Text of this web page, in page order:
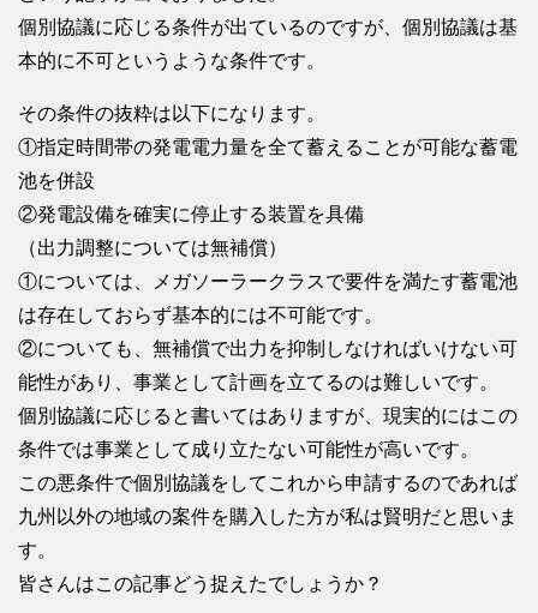
個別協議に応じる条件が出ているのですが、個別協議は基
本的に不可というような条件です。
その条件の抜粋は以下になります。
①指定時間帯の発電電力量を全て蓄えることが可能な蓄電
池を併設
②発電設備を確実に停止する装置を具備
（出力調整については無補償）
①については、メガソーラークラスで要件を満たす蓄電池
は存在しておらず基本的には不可能です。
②についても、無補償で出力を抑制しなければいけない可
能性があり、事業として計画を立てるのは難しいです。
個別協議に応じると書いてはありますが、現実的にはこの
条件では事業として成り立たない可能性が高いです。
この悪条件で個別協議をしてこれから申請するのであれば
九州以外の地域の案件を購入した方が私は賢明だと思いま
す。
皆さんはこの記事どう捉えたでしょうか？